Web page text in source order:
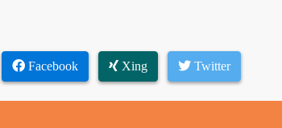
Facebook Xing Twitter